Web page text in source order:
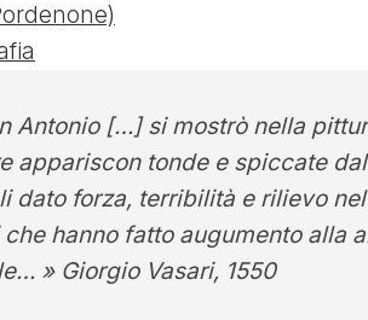
Antonio […] si mostrò nella
appariscon tonde e spiccate
dato forza, terribilità e rilievo
hanno fatto augumento alla
» Giorgio Vasari, 1550